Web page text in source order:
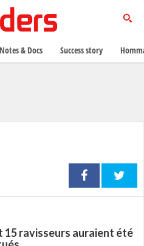
15 ravisseurs auraient été
Notes & Docs Success story